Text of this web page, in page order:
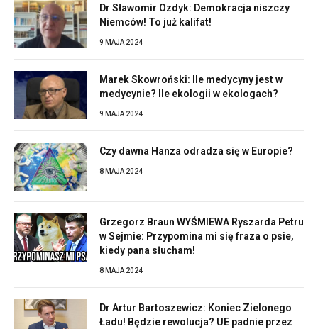
Dr Sławomir Ozdyk: Demokracja niszczy
Niemców! To już kalifat!
9 MAJA 2024
Marek Skowroński: Ile medycyny jest w
medycynie? Ile ekologii w ekologach?
9 MAJA 2024
Czy dawna Hanza odradza się w Europie?
8 MAJA 2024
Grzegorz Braun WYŚMIEWA Ryszarda Petru
w Sejmie: Przypomina mi się fraza o psie,
kiedy pana słucham!
8 MAJA 2024
Dr Artur Bartoszewicz: Koniec Zielonego
Ładu! Będzie rewolucja? UE padnie przez